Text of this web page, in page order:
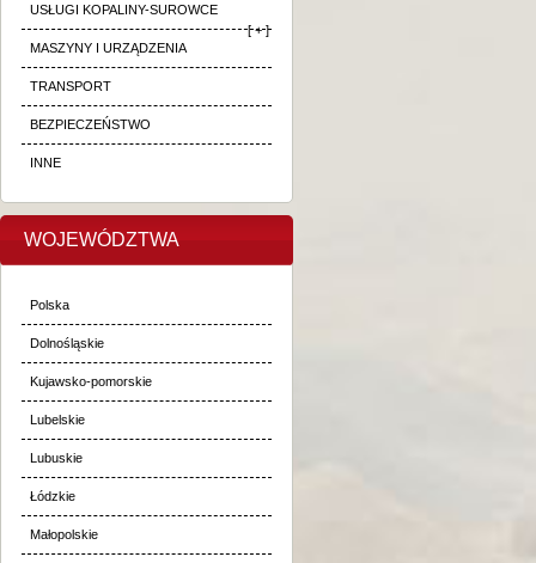
USŁUGI KOPALINY-SUROWCE
[ + ]
MASZYNY I URZĄDZENIA
TRANSPORT
BEZPIECZEŃSTWO
INNE
WOJEWÓDZTWA
Polska
Dolnośląskie
Kujawsko-pomorskie
Lubelskie
Lubuskie
Łódzkie
Małopolskie